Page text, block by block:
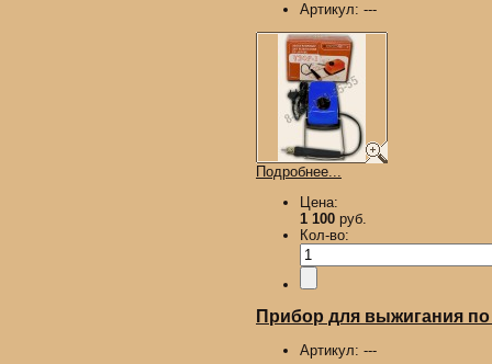
Артикул: ---
Подробнее...
Цена:
1 100 руб.
Кол-во:
Прибор для выжигания
Артикул: ---